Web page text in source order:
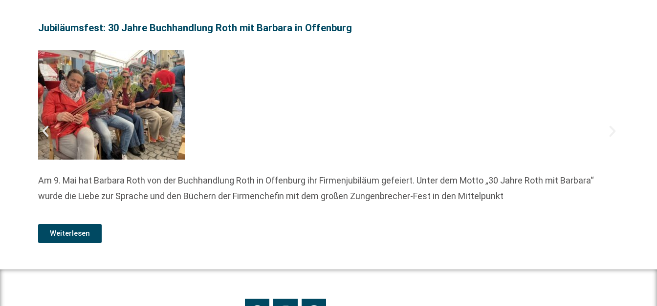
Jubiläumsfest: 30 Jahre Buchhandlung Roth mit Barbara in Offenburg
Am 9. Mai hat Barbara Roth von der Buchhandlung Roth in Offenburg ihr Firmenjubiläum gefeiert. Unter dem Motto „30 Jahre Roth mit Barbara“
wurde die Liebe zur Sprache und den Büchern der Firmenchefin mit dem großen Zungenbrecher-Fest in den Mittelpunkt
Weiterlesen